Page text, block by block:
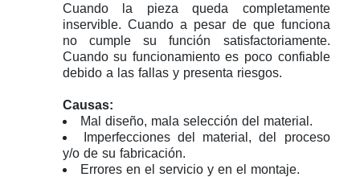
Cuando la pieza queda completamente
inservible. Cuando a pesar de que funciona
no cumple su función satisfactoriamente.
Cuando su funcionamiento es poco confiable
debido a las fallas y presenta riesgos.
Causas:
Mal diseño, mala selección del material.
Imperfecciones del material, del proceso
y/o de su fabricación.
Errores en el servicio y en el montaje.